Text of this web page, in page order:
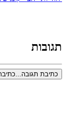
תגובות
כתיבת תגובה...